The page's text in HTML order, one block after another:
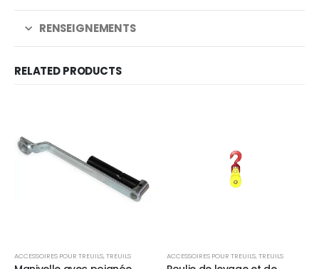
RENSEIGNEMENTS
RELATED PRODUCTS
ACCESSOIRES POUR TREUILS,TREUILS ACCESSOIRES POUR TREUILS,TREUILS